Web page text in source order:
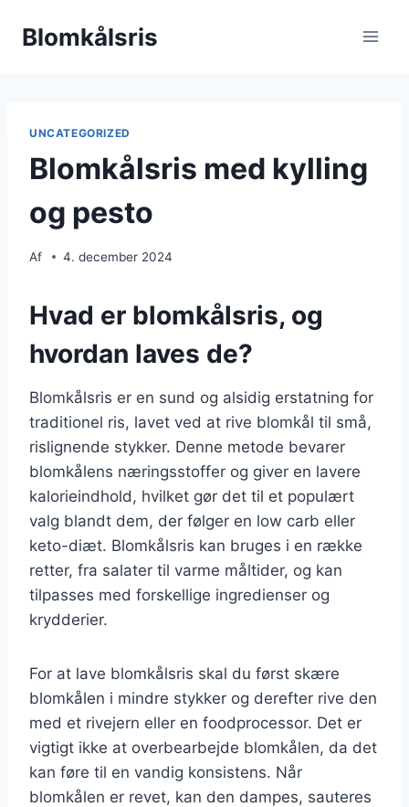
Blomkålsris
UNCATEGORIZED
Blomkålsris med kylling
og pesto
Af 4. december 2024
Hvad er blomkålsris, og
hvordan laves de?
Blomkålsris er en sund og alsidig erstatning for
traditionel ris, lavet ved at rive blomkål til små,
rislignende stykker. Denne metode bevarer
blomkålens næringsstoffer og giver en lavere
kalorieindhold, hvilket gør det til et populært
valg blandt dem, der følger en low carb eller
keto-diæt. Blomkålsris kan bruges i en række
retter, fra salater til varme måltider, og kan
tilpasses med forskellige ingredienser og
krydderier.
For at lave blomkålsris skal du først skære
blomkålen i mindre stykker og derefter rive den
med et rivejern eller en foodprocessor. Det er
vigtigt ikke at overbearbejde blomkålen, da det
kan føre til en vandig konsistens. Når
blomkålen er revet, kan den dampes, sauteres